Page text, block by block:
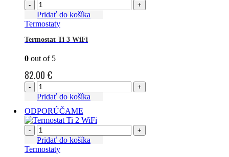
- +
Pridať do košíka
Termostaty
Termostat Ti 3 WiFi
0 out of 5
82.00 €
- +
Pridať do košíka
ODPORÚČAME
- +
Pridať do košíka
Termostaty